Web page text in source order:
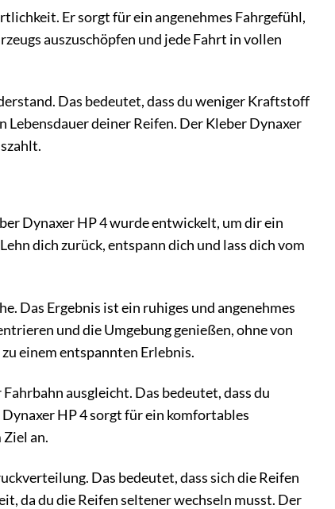
Er sorgt für ein angenehmes Fahrgefühl,
auszuschöpfen und jede Fahrt in vollen
Das bedeutet, dass du weniger Kraftstoff
deiner Reifen. Der Kleber Dynaxer
Dynaxer HP 4 wurde entwickelt, um dir ein
dich zurück, entspann dich und lass dich vom
Das Ergebnis ist ein ruhiges und angenehmes
und die Umgebung genießen, ohne von
einem entspannten Erlebnis.
ausgleicht. Das bedeutet, dass du
HP 4 sorgt für ein komfortables
an.
Das bedeutet, dass sich die Reifen
da du die Reifen seltener wechseln musst. Der